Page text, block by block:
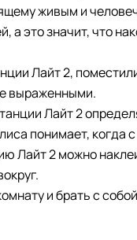
живым и
а это значит, что
Лайт 2,
выраженными.
Лайт 2
понимает,
Лайт 2 можно
и брать с